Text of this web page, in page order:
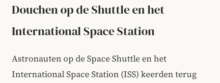
Douchen op de Shuttle en het
International Space Station
Astronauten op de Space Shuttle en het
International Space Station (ISS) keerden terug